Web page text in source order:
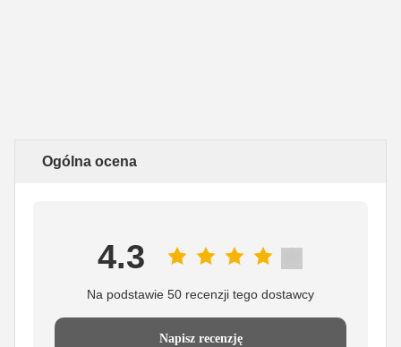
Ogólna ocena
4.3
Na podstawie 50 recenzji tego dostawcy
Napisz recenzję